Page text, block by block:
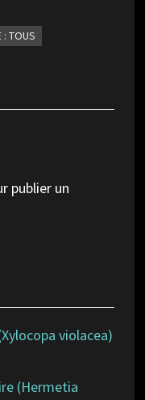
: TOUS
publier un
violacea)
(Hermetia